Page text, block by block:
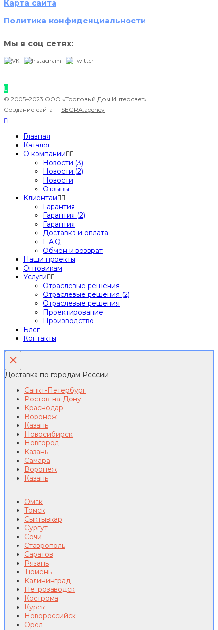
Карта сайта
Политика конфиденциальности
Мы в соц сетях:
© 2005–2023 ООО «Торговый Дом Интерсвет»
Создание сайта — SEORA.agency
Главная
Каталог
О компании
Новости (3)
Новости (2)
Новости
Отзывы
Клиентам
Гарантия
Гарантия (2)
Гарантия
Доставка и оплата
F.A.Q
Обмен и возврат
Наши проекты
Оптовикам
Услуги
Отраслевые решения
Отраслевые решения (2)
Отраслевые решения
Проектирование
Производство
Блог
Контакты
×
Доставка по городам России
Санкт-Петербург
Ростов-на-Дону
Краснодар
Воронеж
Казань
Новосибирск
Новгород
Казань
Самара
Воронеж
Казань
Омск
Томск
Сыктывкар
Сургут
Сочи
Ставрополь
Саратов
Рязань
Тюмень
Калининград
Петрозаводск
Кострома
Курск
Новороссийск
Орел